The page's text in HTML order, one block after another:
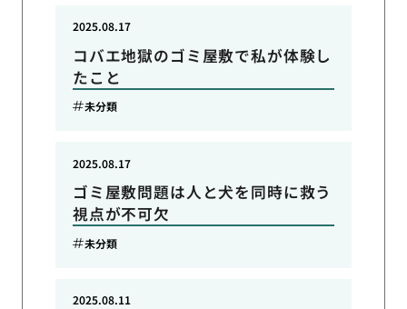
コバエ地獄のゴミ屋敷で私が体験し
たこと
2025.08.17
未分類
ゴミ屋敷問題は人と犬を同時に救う
視点が不可欠
2025.08.17
未分類
2025.08.11